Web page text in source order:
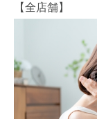
【全店舗】